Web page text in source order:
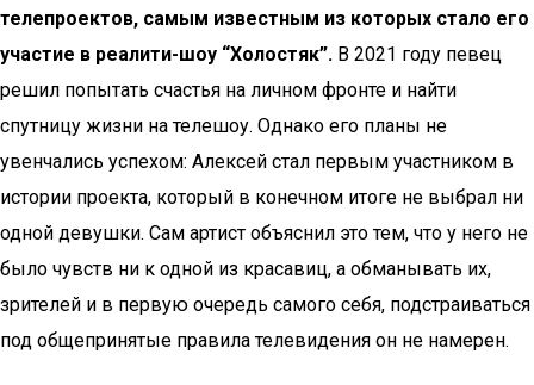
телепроектов, самым известным из которых стало его
участие в реалити-шоу “Холостяк”. В 2021 году певец
решил попытать счастья на личном фронте и найти
спутницу жизни на телешоу. Однако его планы не
увенчались успехом: Алексей стал первым участником в
истории проекта, который в конечном итоге не выбрал ни
одной девушки. Сам артист объяснил это тем, что у него не
было чувств ни к одной из красавиц, а обманывать их,
зрителей и в первую очередь самого себя, подстраиваться
под общепринятые правила телевидения он не намерен.